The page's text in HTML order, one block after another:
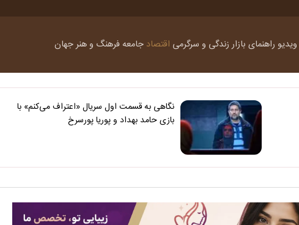
ویدیو راهنمای بازارزندگی و سرگرمی اقتصاد جامعهفرهنگ و هنرجهان
نگاهی به قسمت اول سریال «اعتراف می‌کنم» با
بازی حامد بهداد و پوریا پورسرخ